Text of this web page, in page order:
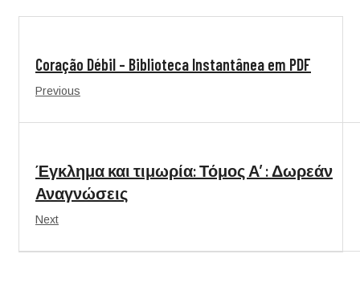
Coração Débil – Biblioteca Instantânea em PDF
Previous
Έγκλημα και τιμωρία: Τόμος Α’ : Δωρεάν
Αναγνώσεις
Next